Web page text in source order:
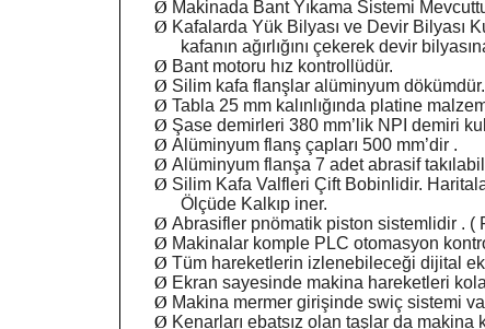
Ø Makinada Bant Yıkama Sistemi
Ø Kafalarda Yük Bilyası ve Devir Bilyası
kafanın ağırlığını çekerek devir
Ø Bant motoru hız kontrollüdür.
Ø Silim kafa flanşlar alüminyum dökümdür.
Ø Tabla 25 mm kalınlığında platine
Ø Şase demirleri380 mm’lik NPI demiri
Ø Alüminyum flanş çapları500 mm’dir .
Ø Alüminyum flanşa 7 adet abrasif
Ø Silim Kafa Valfleri Çift Bobinlidir.
Ölçüde Kalkıp iner.
Ø Abrasifler pnömatik piston sistemlidir .
Ø Makinalar komple PLC otomasyon
Ø Tüm hareketlerin izlenebileceği dijital
Ø Ekran sayesinde makina hareketleri
Ø Makina mermer girişinde swiç sistemi
Ø Kenarları ebatsız olan taşlar da makina